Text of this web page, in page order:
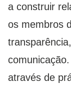
a construir
os membros
através de